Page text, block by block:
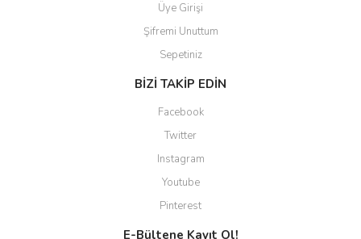
Üye Girişi
Şifremi Unuttum
Sepetiniz
BİZİ TAKİP EDİN
Facebook
Twitter
Instagram
Youtube
Pinterest
E-Bültene Kayıt Ol!